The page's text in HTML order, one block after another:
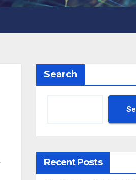
Search
Recent Posts